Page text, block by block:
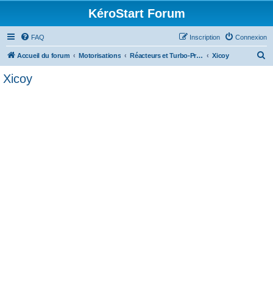
KéroStart Forum
FAQ Connexion
Inscription
Accueil du forum Motorisations Réacteurs et Turbo-Propulseurs Xicoy
Xicoy